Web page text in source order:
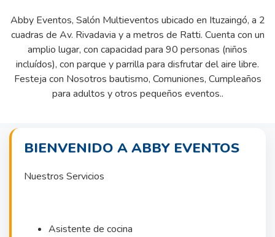
Abby Eventos, Salón Multieventos ubicado en Ituzaingó, a 2
cuadras de Av. Rivadavia y a metros de Ratti. Cuenta con un
amplio lugar, con capacidad para 90 personas (niños
incluídos), con parque y parrilla para disfrutar del aire libre.
Festeja con Nosotros bautismo, Comuniones, Cumpleaños
para adultos y otros pequeños eventos..
BIENVENIDO A ABBY EVENTOS
Nuestros Servicios
Asistente de cocina